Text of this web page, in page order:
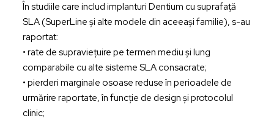
În studiile care includ implanturi Dentium cu suprafață
SLA (SuperLine și alte modele din aceeași familie), s-au
raportat:
• rate de supraviețuire pe termen mediu și lung
comparabile cu alte sisteme SLA consacrate;
• pierderi marginale osoase reduse în perioadele de
urmărire raportate, în funcție de design și protocolul
clinic;